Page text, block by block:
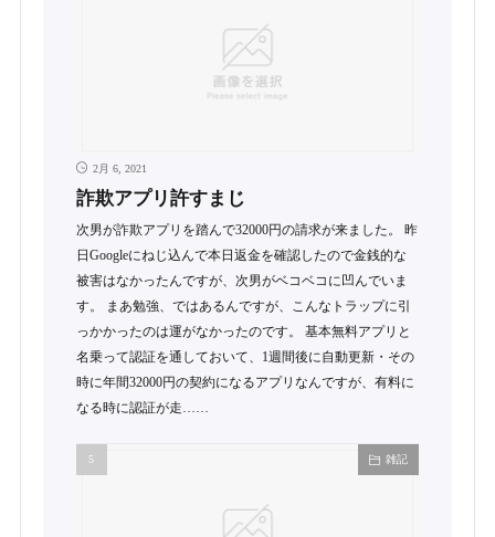
2月 6, 2021
詐欺アプリ許すまじ
次男が詐欺アプリを踏んで32000円の請求が来ました。 昨
日Googleにねじ込んで本日返金を確認したので金銭的な
被害はなかったんですが、次男がベコベコに凹んでいま
す。 まあ勉強、ではあるんですが、こんなトラップに引
っかかったのは運がなかったのです。 基本無料アプリと
名乗って認証を通しておいて、1週間後に自動更新・その
時に年間32000円の契約になるアプリなんですが、有料に
なる時に認証が走……
雑記